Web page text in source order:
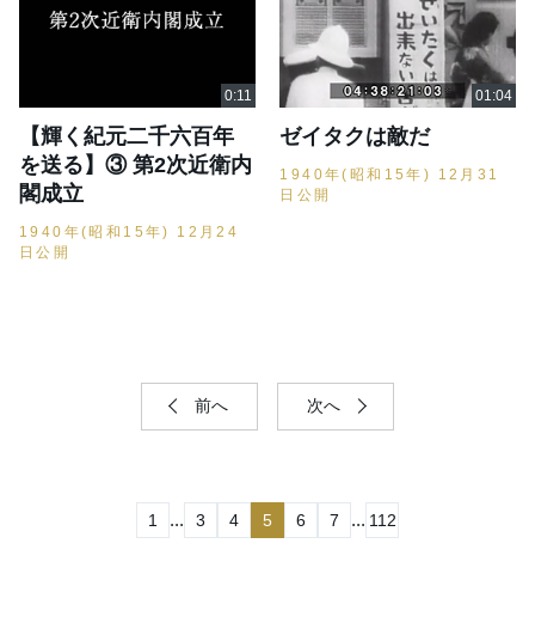
【輝く紀元二千六百年
を送る】③ 第2次近衛内
閣成立
1940年(昭和15年) 12月24
日公開
ゼイタクは敵だ
1940年(昭和15年) 12月31
日公開
前へ 次へ
1 ... 3 4 5 6 7 ... 112